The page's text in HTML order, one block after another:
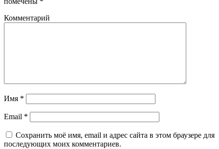
Комментарий
Имя *
Email *
Сохранить моё имя, email и адрес сайта в этом браузере для
последующих моих комментариев.